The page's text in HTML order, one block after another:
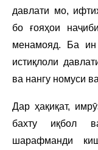
давлати мо,
бо ғояҳои
менамояд. Ба ин
истиқлоли
ва нангу номуси
Дар ҳақиқат,
бахту иқбол
шарафманди